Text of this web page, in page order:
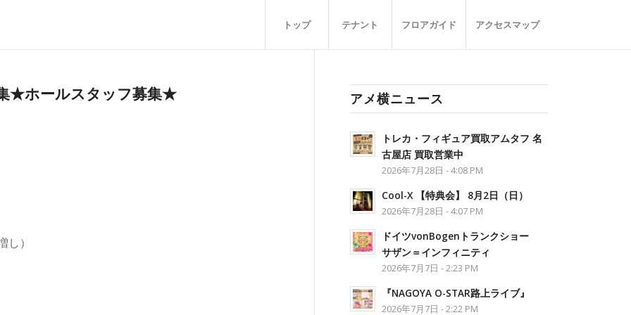
トップ テナント フロアガイド アクセスマップ
★ホールスタッフ募集★
）
アメ横ニュース
トレカ・フィギュア買取アムタフ 名
古屋店 買取営業中
2026年7月28日 - 4:08 PM
Cool-X 【特典会】 8月2日（日）
2026年7月28日 - 4:07 PM
ドイツvonBogenトランクショー
サザン＝インフィニティ
2026年7月7日 - 2:23 PM
『NAGOYA O-STAR路上ライブ』
2026年7月7日 - 2:22 PM